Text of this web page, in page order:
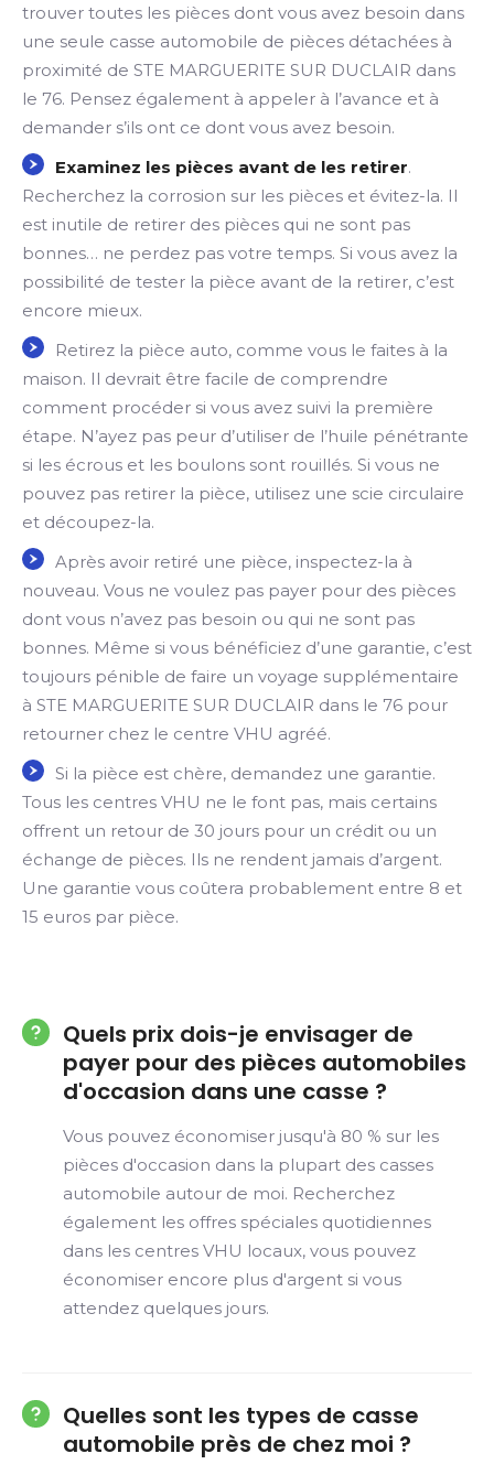
trouver toutes les pièces dont vous avez besoin dans
une seule casse automobile de pièces détachées à
proximité de STE MARGUERITE SUR DUCLAIR dans
le 76. Pensez également à appeler à l’avance et à
demander s’ils ont ce dont vous avez besoin.
Examinez les pièces avant de les retirer.
Recherchez la corrosion sur les pièces et évitez-la. Il
est inutile de retirer des pièces qui ne sont pas
bonnes… ne perdez pas votre temps. Si vous avez la
possibilité de tester la pièce avant de la retirer, c’est
encore mieux.
Retirez la pièce auto, comme vous le faites à la
maison. Il devrait être facile de comprendre
comment procéder si vous avez suivi la première
étape. N’ayez pas peur d’utiliser de l’huile pénétrante
si les écrous et les boulons sont rouillés. Si vous ne
pouvez pas retirer la pièce, utilisez une scie circulaire
et découpez-la.
Après avoir retiré une pièce, inspectez-la à
nouveau. Vous ne voulez pas payer pour des pièces
dont vous n’avez pas besoin ou qui ne sont pas
bonnes. Même si vous bénéficiez d’une garantie, c’est
toujours pénible de faire un voyage supplémentaire
à STE MARGUERITE SUR DUCLAIR dans le 76 pour
retourner chez le centre VHU agréé.
Si la pièce est chère, demandez une garantie.
Tous les centres VHU ne le font pas, mais certains
offrent un retour de 30 jours pour un crédit ou un
échange de pièces. Ils ne rendent jamais d’argent.
Une garantie vous coûtera probablement entre 8 et
15 euros par pièce.
Quels prix dois-je envisager de
payer pour des pièces automobiles
d'occasion dans une casse ?
Vous pouvez économiser jusqu'à 80 % sur les
pièces d'occasion dans la plupart des casses
automobile autour de moi. Recherchez
également les offres spéciales quotidiennes
dans les centres VHU locaux, vous pouvez
économiser encore plus d'argent si vous
attendez quelques jours.
Quelles sont les types de casse
automobile près de chez moi ?